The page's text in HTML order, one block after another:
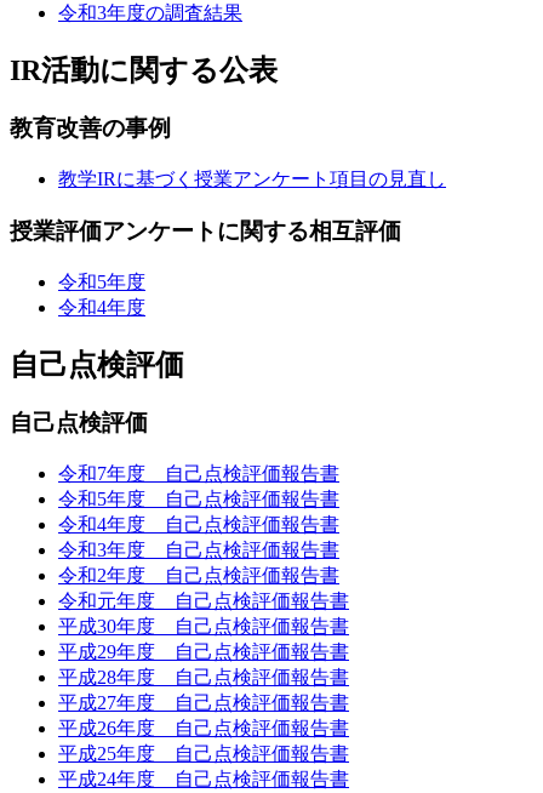
令和3年度の調査結果
IR活動に関する公表
教育改善の事例
教学IRに基づく授業アンケート項目の見直し
授業評価アンケートに関する相互評価
令和5年度
令和4年度
自己点検評価
自己点検評価
令和7年度 自己点検評価報告書
令和5年度 自己点検評価報告書
令和4年度 自己点検評価報告書
令和3年度 自己点検評価報告書
令和2年度 自己点検評価報告書
令和元年度 自己点検評価報告書
平成30年度 自己点検評価報告書
平成29年度 自己点検評価報告書
平成28年度 自己点検評価報告書
平成27年度 自己点検評価報告書
平成26年度 自己点検評価報告書
平成25年度 自己点検評価報告書
平成24年度 自己点検評価報告書